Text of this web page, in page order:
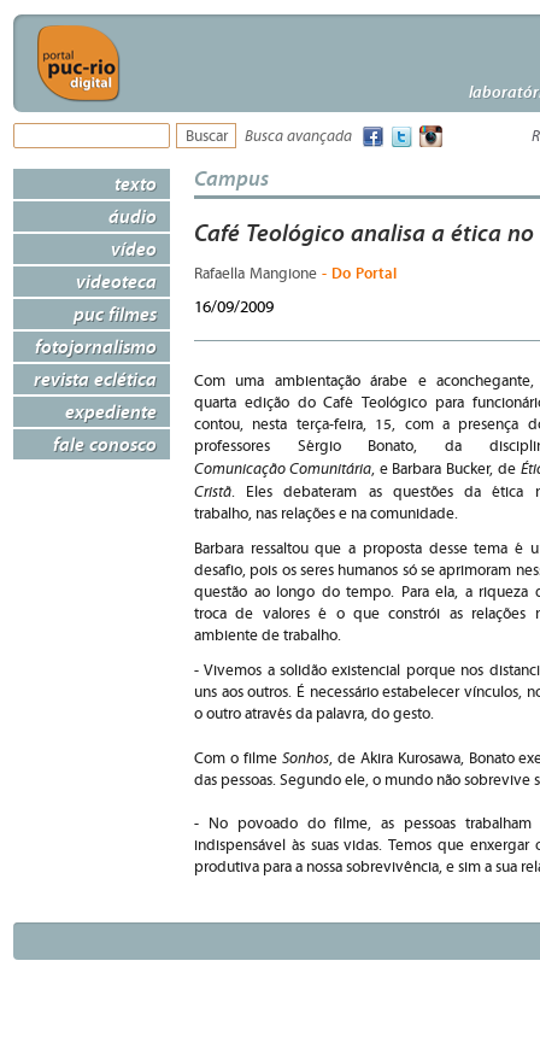
Busca avançada
texto
áudio
vídeo
videoteca
puc filmes
fotojornalismo
revista eclética
expediente
fale conosco
Campus
Café Teológico analisa a ética
Rafaella Mangione - Do Portal
16/09/2009
Com uma ambientação árabe e
quarta edição do Café Teológico para
contou, nesta terça-feira, 15, com a presença
professores Sérgio Bonato, da
Comunicação Comunitária, e Barbara Bucker, de
Cristã. Eles debateram as questões da ética
trabalho, nas relações e na comunidade.
Barbara ressaltou que a proposta desse tema é
desafio, pois os seres humanos só se aprimoram
questão ao longo do tempo. Para ela, a riqueza
troca de valores é o que constrói as relações
ambiente de trabalho.
- Vivemos a solidão existencial porque nos
uns aos outros. É necessário estabelecer vínculos,
o outro através da palavra, do gesto.
Com o filme Sonhos, de Akira Kurosawa, Bonato
das pessoas. Segundo ele, o mundo não
- No povoado do filme, as pessoas
indispensável às suas vidas. Temos que
produtiva para a nossa sobrevivência, e sim a sua